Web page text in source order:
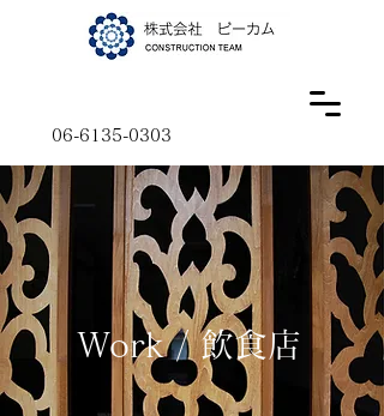
06-6135-0303
Work / 飲食店